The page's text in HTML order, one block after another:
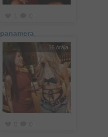
panamera
16 órája